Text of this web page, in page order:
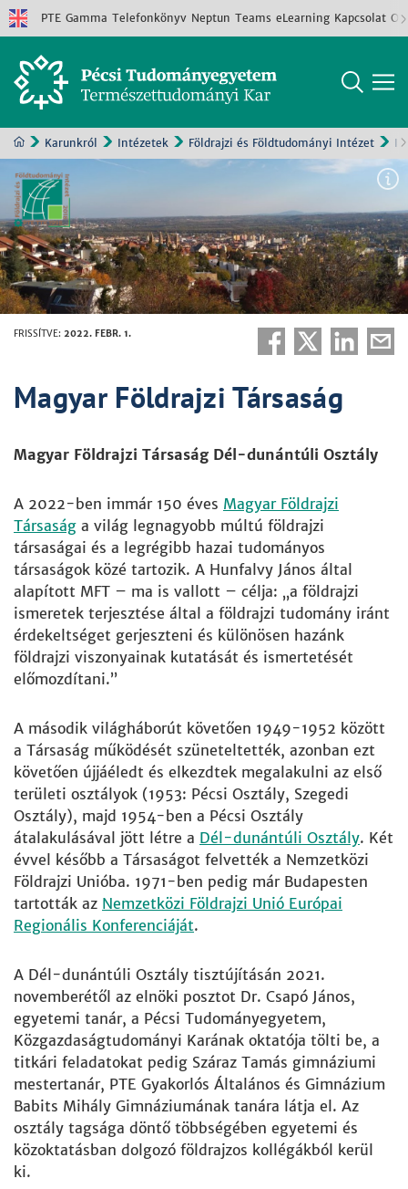
PTE Gamma Telefonkönyv Neptun Teams eLearning Kapcsolat
Karunkról Intézetek Földrajzi és Földtudományi Intézet
FRISSÍTVE: 2022. FEBR. 1.
Magyar Földrajzi Társaság
Magyar Földrajzi Társaság Dél-dunántúli Osztály
A 2022-ben immár 150 éves Magyar Földrajzi
Társaság a világ legnagyobb múltú földrajzi
társaságai és a legrégibb hazai tudományos
társaságok közé tartozik. A Hunfalvy János által
alapított MFT – ma is vallott – célja: „a földrajzi
ismeretek terjesztése által a földrajzi tudomány iránt
érdekeltséget gerjeszteni és különösen hazánk
földrajzi viszonyainak kutatását és ismertetését
előmozdítani.”
A második világháborút követően 1949-1952 között
a Társaság működését szüneteltették, azonban ezt
követően újjáéledt és elkezdtek megalakulni az első
területi osztályok (1953: Pécsi Osztály, Szegedi
Osztály), majd 1954-ben a Pécsi Osztály
átalakulásával jött létre a Dél-dunántúli Osztály. Két
évvel később a Társaságot felvették a Nemzetközi
Földrajzi Unióba. 1971-ben pedig már Budapesten
tartották az Nemzetközi Földrajzi Unió Európai
Regionális Konferenciáját.
A Dél-dunántúli Osztály tisztújításán 2021.
novemberétől az elnöki posztot Dr. Csapó János,
egyetemi tanár, a Pécsi Tudományegyetem,
Közgazdaságtudományi Karának oktatója tölti be, a
titkári feladatokat pedig Száraz Tamás gimnáziumi
mestertanár, PTE Gyakorlós Általános és Gimnázium
Babits Mihály Gimnáziumának tanára látja el. Az
osztály tagsága döntő többségében egyetemi és
közoktatásban dolgozó földrajzos kollégákból kerül
ki.